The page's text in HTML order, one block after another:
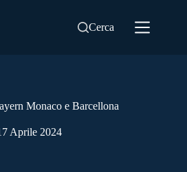
Cerca
Monaco e Barcellona
Aprile 2024